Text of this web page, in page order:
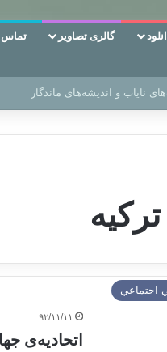
گالری تصاویر تماس
اجتماعي
۹۲/۱۱/۱۱
اتحادیه‌ی